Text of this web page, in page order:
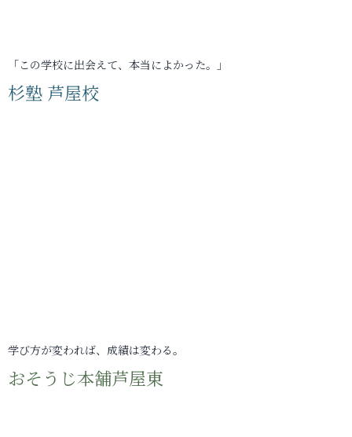
「この学校に出会えて、本当によかった。」
杉塾 芦屋校
学び方が変われば、成績は変わる。
おそうじ本舗芦屋東